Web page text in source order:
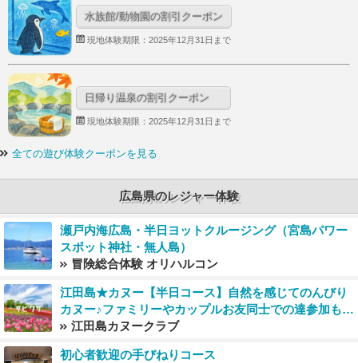
水族館/動物園の割引クーポン
現地体験期限：2025年12月31日まで
日帰り温泉の割引クーポン
現地体験期限：2025年12月31日まで
全ての遊び体験クーポンを見る
広島県のレジャー体験
瀬戸内海広島・半日ヨットクルージング（宮島パワー
スポット神社・無人島）
冒険総合体験 オリハルコン
江田島★カヌー【半日コース】自然を感じてのんびり
カヌー♪ファミリーやカップルお友同士での達参加もお
すすめ！
江田島カヌークラブ
初心者歓迎の手びねりコース